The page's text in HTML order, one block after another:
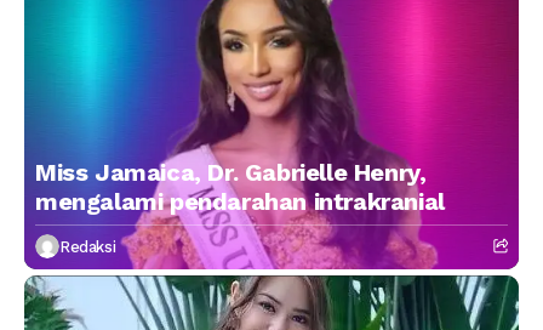
Miss Jamaica, Dr. Gabrielle Henry,
mengalami pendarahan intrakranial
Redaksi